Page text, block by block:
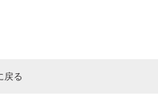
戻る